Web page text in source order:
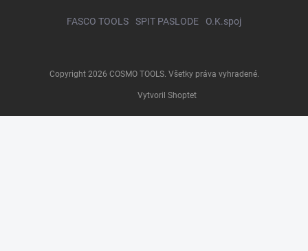
FASCO TOOLS SPIT PASLODE O.K.spoj
Vytvoril Shoptet
Copyright 2026 COSMO TOOLS. Všetky práva vyhradené.